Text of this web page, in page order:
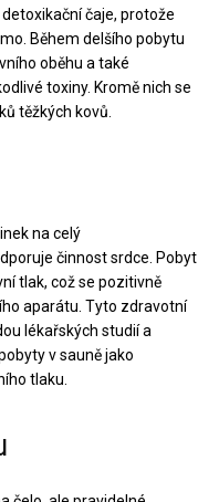
čaje, protože
Během delšího pobytu
oběhu a také
toxiny. Kromě nich se
těžkých kovů.
na celý
činnost srdce. Pobyt
tlak, což se pozitivně
aparátu. Tyto zdravotní
lékařských studií a
v sauně jako
tlaku.